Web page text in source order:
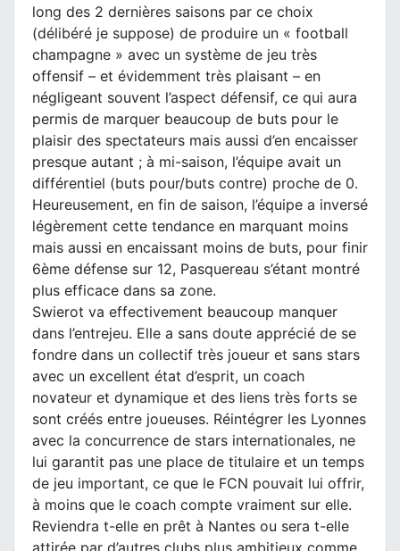
long des 2 dernières saisons par ce choix
(délibéré je suppose) de produire un « football
champagne » avec un système de jeu très
offensif – et évidemment très plaisant – en
négligeant souvent l’aspect défensif, ce qui aura
permis de marquer beaucoup de buts pour le
plaisir des spectateurs mais aussi d’en encaisser
presque autant ; à mi-saison, l’équipe avait un
différentiel (buts pour/buts contre) proche de 0.
Heureusement, en fin de saison, l’équipe a inversé
légèrement cette tendance en marquant moins
mais aussi en encaissant moins de buts, pour finir
6ème défense sur 12, Pasquereau s’étant montré
plus efficace dans sa zone.
Swierot va effectivement beaucoup manquer
dans l’entrejeu. Elle a sans doute apprécié de se
fondre dans un collectif très joueur et sans stars
avec un excellent état d’esprit, un coach
novateur et dynamique et des liens très forts se
sont créés entre joueuses. Réintégrer les Lyonnes
avec la concurrence de stars internationales, ne
lui garantit pas une place de titulaire et un temps
de jeu important, ce que le FCN pouvait lui offrir,
à moins que le coach compte vraiment sur elle.
Reviendra t-elle en prêt à Nantes ou sera t-elle
attirée par d’autres clubs plus ambitieux comme